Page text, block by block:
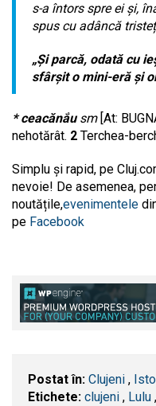
s-a întors spre ei și,
spus cu adâncă
„Și parcă, odată cu
sfârșit o mini-eră și
* ceacănắusm[At:
nehotărât. 2 Terchea-
Simplu și rapid, pe
nevoie! De asemenea,
noutățile,evenimentele
pe Facebook
Postat în: Clujeni ,
Etichete: clujeni , Lulu ,